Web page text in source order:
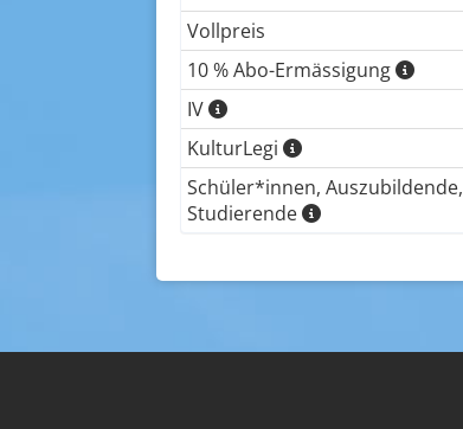
Vollpreis
10 % Abo-Ermässigung
IV
KulturLegi
Schüler*innen, Auszubildende,
Studierende